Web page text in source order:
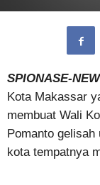
SPIONASE-
Kota Makassar
membuat Wali
Pomanto gelisah
kota tempatnya